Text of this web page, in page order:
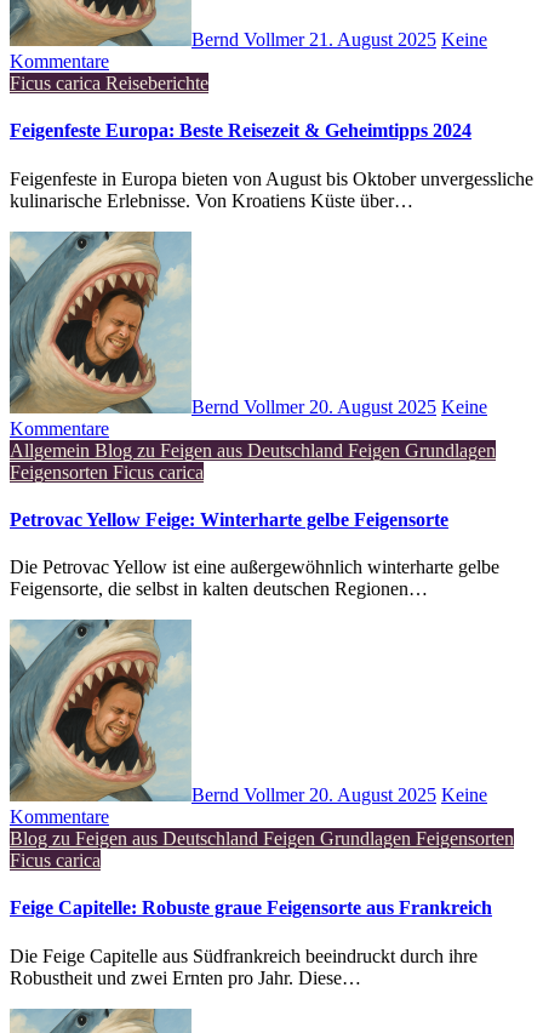
Bernd Vollmer 21. August 2025 Keine
Kommentare
Ficus carica Reiseberichte
Feigenfeste Europa: Beste Reisezeit & Geheimtipps 2024
Feigenfeste in Europa bieten von August bis Oktober unvergessliche
kulinarische Erlebnisse. Von Kroatiens Küste über…
Bernd Vollmer 20. August 2025 Keine
Kommentare
Allgemein Blog zu Feigen aus Deutschland Feigen Grundlagen
Feigensorten Ficus carica
Petrovac Yellow Feige: Winterharte gelbe Feigensorte
Die Petrovac Yellow ist eine außergewöhnlich winterharte gelbe
Feigensorte, die selbst in kalten deutschen Regionen…
Bernd Vollmer 20. August 2025 Keine
Kommentare
Blog zu Feigen aus Deutschland Feigen Grundlagen Feigensorten
Ficus carica
Feige Capitelle: Robuste graue Feigensorte aus Frankreich
Die Feige Capitelle aus Südfrankreich beeindruckt durch ihre
Robustheit und zwei Ernten pro Jahr. Diese…